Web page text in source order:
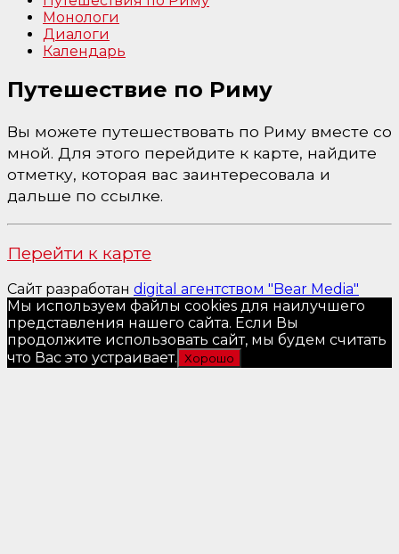
Монологи
Диалоги
Календарь
Путешествие по Риму
Вы можете путешествовать по Риму вместе со
мной. Для этого перейдите к карте, найдите
отметку, которая вас заинтересовала и
дальше по ссылке.
Перейти к карте
Сайт разработан digital агентством "Bear Media"
Мы используем файлы cookies для наилучшего
представления нашего сайта. Если Вы
продолжите использовать сайт, мы будем считать
что Вас это устраивает. Хорошо